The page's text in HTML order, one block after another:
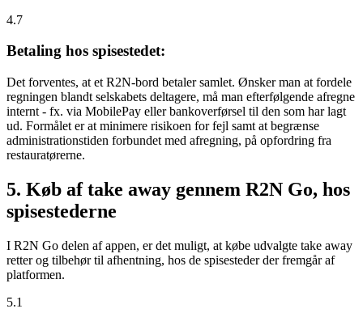
4.7
Betaling hos spisestedet:
Det forventes, at et R2N-bord betaler samlet. Ønsker man at fordele
regningen blandt selskabets deltagere, må man efterfølgende afregne
internt - fx. via MobilePay eller bankoverførsel til den som har lagt
ud. Formålet er at minimere risikoen for fejl samt at begrænse
administrationstiden forbundet med afregning, på opfordring fra
restauratørerne.
5. Køb af take away gennem R2N Go, hos
spisestederne
I R2N Go delen af appen, er det muligt, at købe udvalgte take away
retter og tilbehør til afhentning, hos de spisesteder der fremgår af
platformen.
5.1